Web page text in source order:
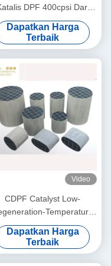
DPF 400cpsi Dari
Ekor Hapus Asap Hitam
Dapatkan Harga
Terbaik
Video
CDPF Catalyst Low-
Temperature
Catalytic Converter untuk
Filtrasi Partikel Diesel
Dapatkan Harga
Terbaik